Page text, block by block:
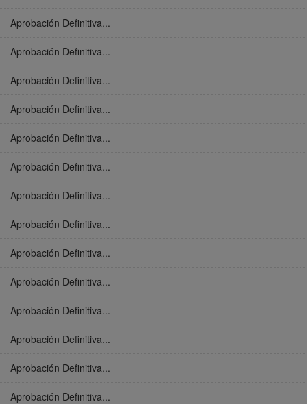
Aprobación Definitiva...
Aprobación Definitiva...
Aprobación Definitiva...
Aprobación Definitiva...
Aprobación Definitiva...
Aprobación Definitiva...
Aprobación Definitiva...
Aprobación Definitiva...
Aprobación Definitiva...
Aprobación Definitiva...
Aprobación Definitiva...
Aprobación Definitiva...
Aprobación Definitiva...
Aprobación Definitiva...